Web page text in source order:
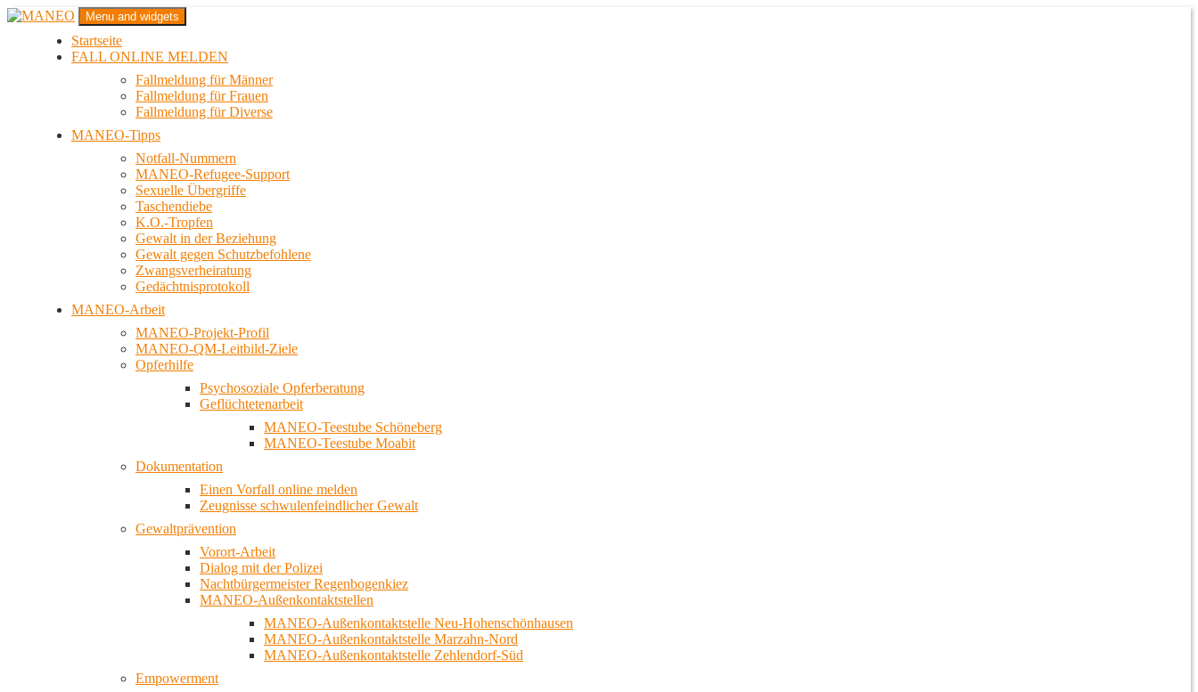
Zum
MANEO
Das schwule Anti-Gewalt-Projekt in Berlin
Menu and widgets
Startseite
FALL ONLINE MELDEN
Fallmeldung für Männer
Fallmeldung für Frauen
Fallmeldung für Diverse
MANEO-Tipps
Notfall-Nummern
MANEO-Refugee-Support
Sexuelle Übergriffe
Taschendiebe
K.O.-Tropfen
Gewalt in der Beziehung
Gewalt gegen Schutzbefohlene
Zwangsverheiratung
Gedächtnisprotokoll
MANEO-Arbeit
MANEO-Projekt-Profil
MANEO-QM-Leitbild-Ziele
Opferhilfe
Psychosoziale Opferberatung
Geflüchtetenarbeit
MANEO-Teestube Schöneberg
MANEO-Teestube Moabit
Dokumentation
Einen Vorfall online melden
Zeugnisse schwulenfeindlicher Gewalt
Gewaltprävention
Vorort-Arbeit
Dialog mit der Polizei
Nachtbürgermeister Regenbogenkiez
MANEO-Außenkontaktstellen
MANEO-Außenkontaktstelle Neu-Hohenschönhausen
MANEO-Außenkontaktstelle Marzahn-Nord
MANEO-Außenkontaktstelle Zehlendorf-Süd
Empowerment